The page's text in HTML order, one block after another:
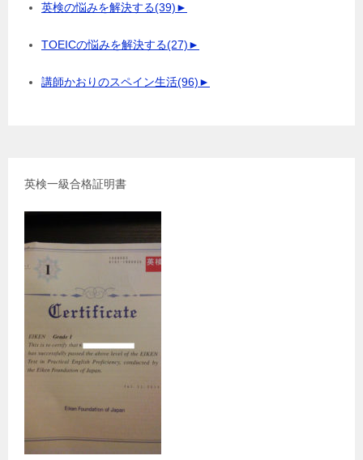
英検の悩みを解決する(39)►
TOEICの悩みを解決する(27)►
講師かおりのスペイン生活(96)►
英検一級合格証明書